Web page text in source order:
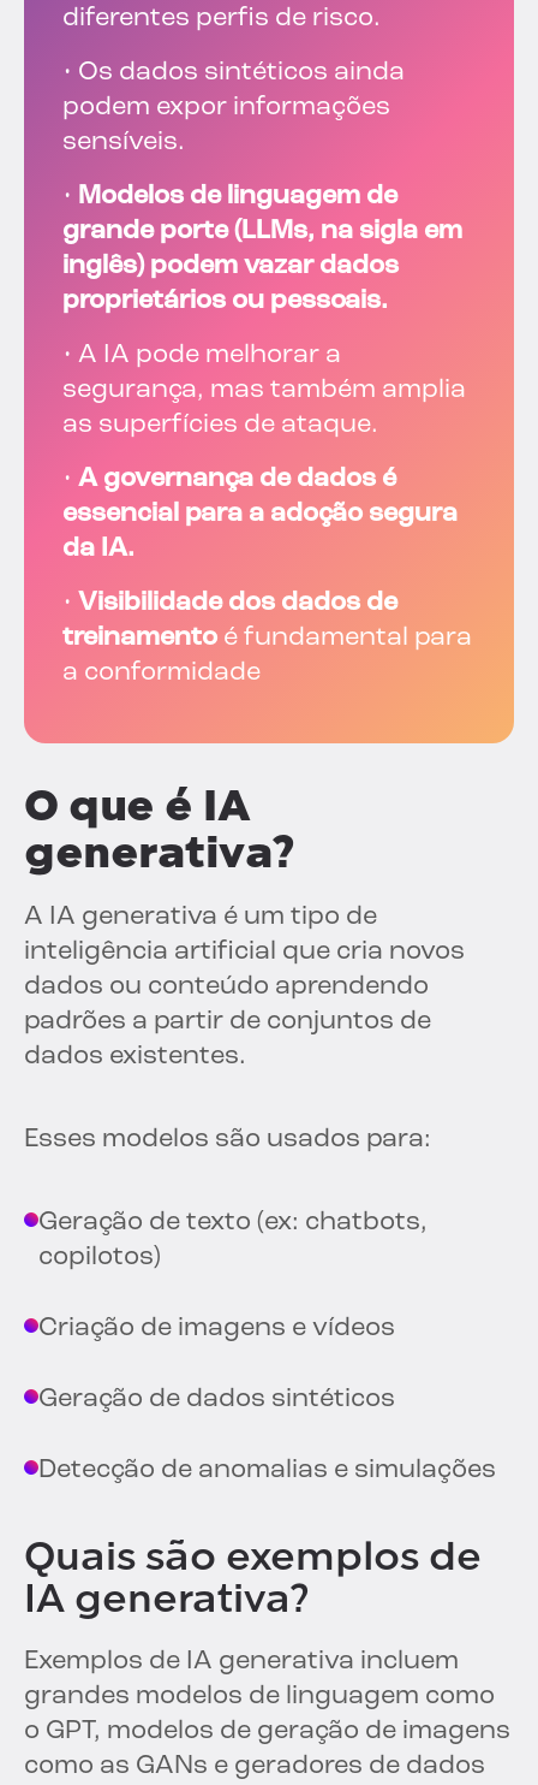
diferentes perfis de risco.
• Os dados sintéticos ainda
podem expor informações
sensíveis.
• Modelos de linguagem de
grande porte (LLMs, na sigla em
inglês) podem vazar dados
proprietários ou pessoais.
• A IA pode melhorar a
segurança, mas também amplia
as superfícies de ataque.
• A governança de dados é
essencial para a adoção segura
da IA.
• Visibilidade dos dados de
treinamento é fundamental para
a conformidade
O que é IA
generativa?
A IA generativa é um tipo de
inteligência artificial que cria novos
dados ou conteúdo aprendendo
padrões a partir de conjuntos de
dados existentes.
Esses modelos são usados para:
Geração de texto (ex: chatbots,
copilotos)
Criação de imagens e vídeos
Geração de dados sintéticos
Detecção de anomalias e simulações
Quais são exemplos de
IA generativa?
Exemplos de IA generativa incluem
grandes modelos de linguagem como
o GPT, modelos de geração de imagens
como as GANs e geradores de dados